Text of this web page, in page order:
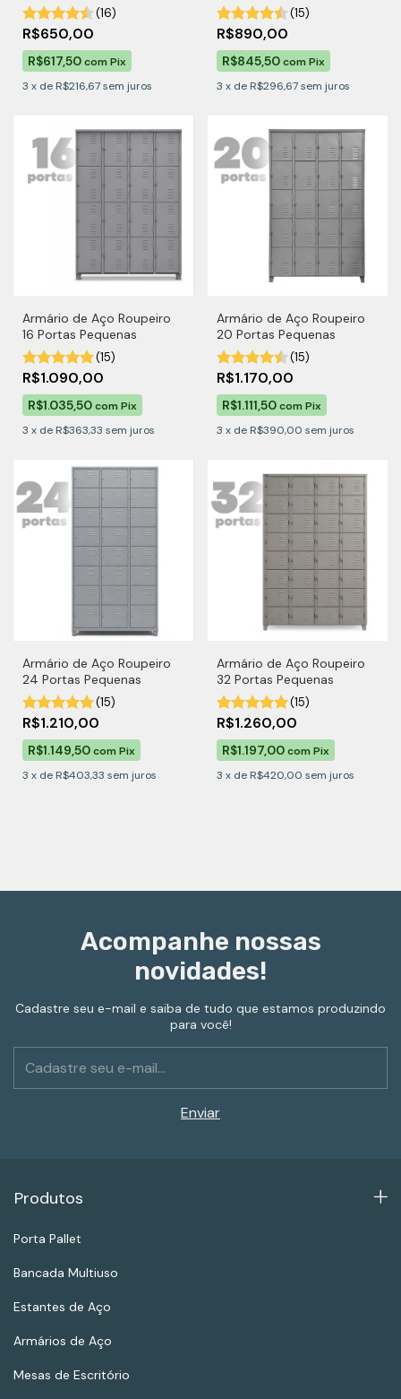
(16)
R$650,00
R$617,50comPix
3 x de R$216,67sem juros
(15)
R$890,00
R$845,50com Pix
3 x de R$296,67 sem juros
Armário de Aço Roupeiro
16 Portas Pequenas
(15)
R$1.090,00
R$1.035,50comPix
3 x de R$363,33 sem juros
Armário de Aço Roupeiro
20 Portas Pequenas
(15)
R$1.170,00
R$1.111,50com Pix
3 x de R$390,00 sem juros
Armário de Aço Roupeiro
24 Portas Pequenas
(15)
R$1.210,00
R$1.149,50comPix
3 x de R$403,33 sem juros
Armário de Aço Roupeiro
32 Portas Pequenas
(15)
R$1.260,00
R$1.197,00com Pix
3 x de R$420,00 sem juros
Acompanhe nossas
novidades!
Cadastre seu e-mail e saiba de tudo que estamos produzindo
para você!
Produtos
Porta Pallet
Bancada Multiuso
Estantes de Aço
Armários de Aço
Mesas de Escritório